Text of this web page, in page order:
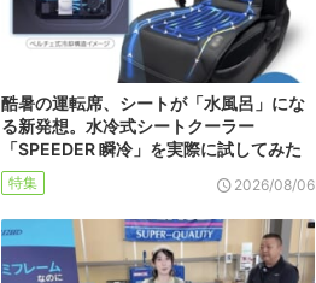
酷暑の運転席、シートが「水風呂」にな
る新発想。水冷式シートクーラー
「SPEEDER 瞬冷」を実際に試してみた
特集 2026/08/06